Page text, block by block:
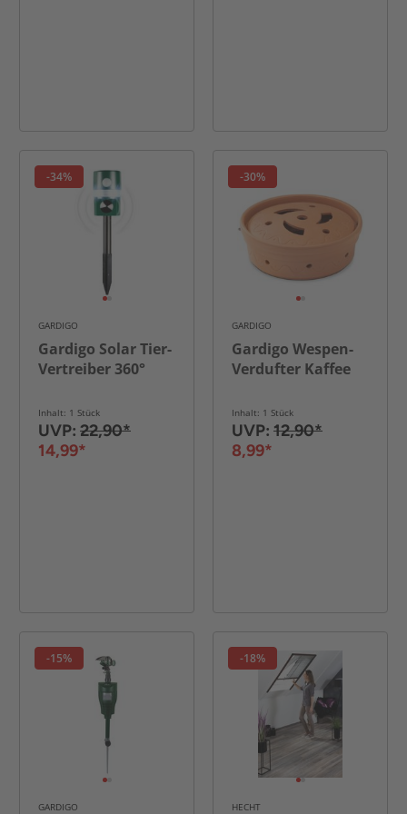
-34%
GARDIGO
Gardigo Solar Tier-
Vertreiber 360°
Inhalt: 1 Stück
UVP: 22,90*
14,99*
-30%
GARDIGO
Gardigo Wespen-
Verdufter Kaffee
Inhalt: 1 Stück
UVP: 12,90*
8,99*
-15%
GARDIGO
-18%
HECHT